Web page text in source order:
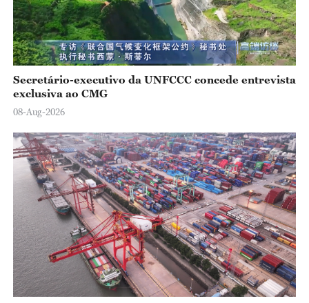
Secretário-executivo da UNFCCC concede entrevista
exclusiva ao CMG
08-Aug-2026